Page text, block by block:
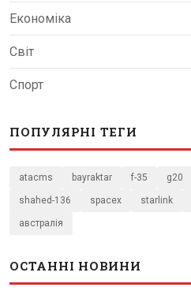
Економіка
Світ
Спорт
ПОПУЛЯРНІ ТЕГИ
atacms bayraktar f-35 g20
shahed-136 spacex starlink
австралія
ОСТАННІ НОВИНИ